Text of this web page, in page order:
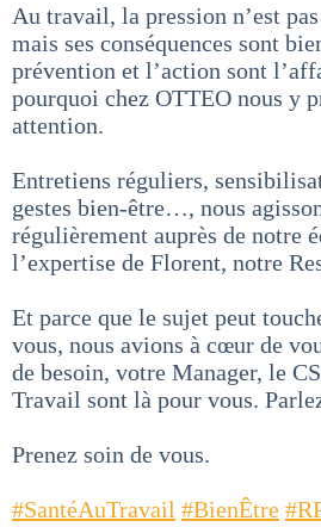
Au travail, la pression n’est
mais ses conséquences sont
prévention et l’action sont
pourquoi chez OTTEO nous y
attention.
Entretiens réguliers,
gestes bien-être…, nous
régulièrement auprès de notre
l’expertise de Florent, notre
Et parce que le sujet peut
vous, nous avions à cœur de
de besoin, votre Manager, le
Travail sont là pour vous.
Prenez soin de vous.
#SantéAuTravail #BienÊtre